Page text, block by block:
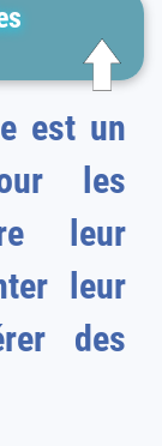
les
leur
leur
des